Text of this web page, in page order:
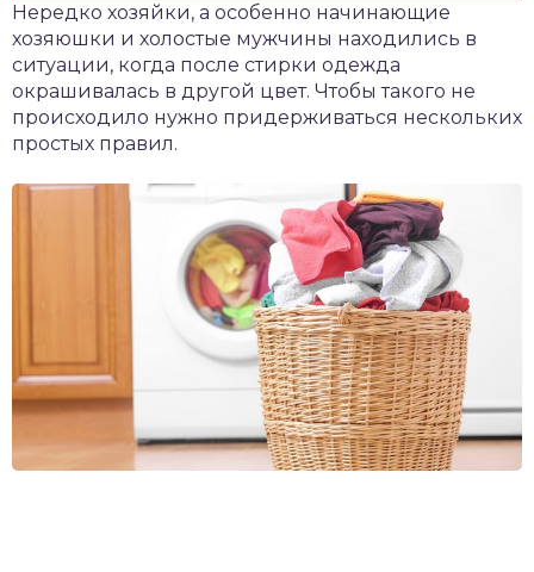
Нередко хозяйки, а особенно начинающие
хозяюшки и холостые мужчины находились в
ситуации, когда после стирки одежда
окрашивалась в другой цвет. Чтобы такого не
происходило нужно придерживаться нескольких
простых правил.